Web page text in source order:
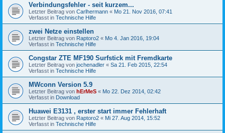
Verbindungsfehler - seit kurzem...
Letzter Beitrag von Carlhermann « Mo 21. Nov 2016, 07:41
Verfasst in Technische Hilfe
zwei Netze einstellen
Letzter Beitrag von Raptoro2 « Mo 4. Jan 2016, 19:04
Verfasst in Technische Hilfe
Congstar ZTE MF190 Surfstick mit Fremdkarte
Letzter Beitrag von jochenadler « Sa 21. Feb 2015, 22:54
Verfasst in Technische Hilfe
MWconn Version 5.9
Letzter Beitrag von hErMeS « Mo 22. Dez 2014, 02:42
Verfasst in Download
Huawei E3131 , erster start immer Fehlerhaft
Letzter Beitrag von Raptoro2 « Mi 27. Aug 2014, 15:52
Verfasst in Technische Hilfe